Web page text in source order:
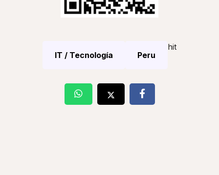
IT / Tecnología Peru
hit